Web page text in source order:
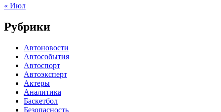
« Июл
Рубрики
Автоновости
Автособытия
Автоспорт
Автоэксперт
Актеры
Аналитика
Баскетбол
Безопасность